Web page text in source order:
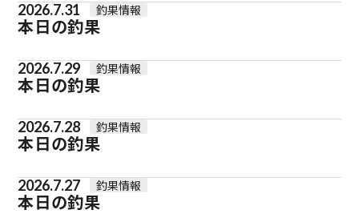
2026.7.31 釣果情報
本日の釣果
2026.7.29 釣果情報
本日の釣果
2026.7.28 釣果情報
本日の釣果
2026.7.27 釣果情報
本日の釣果